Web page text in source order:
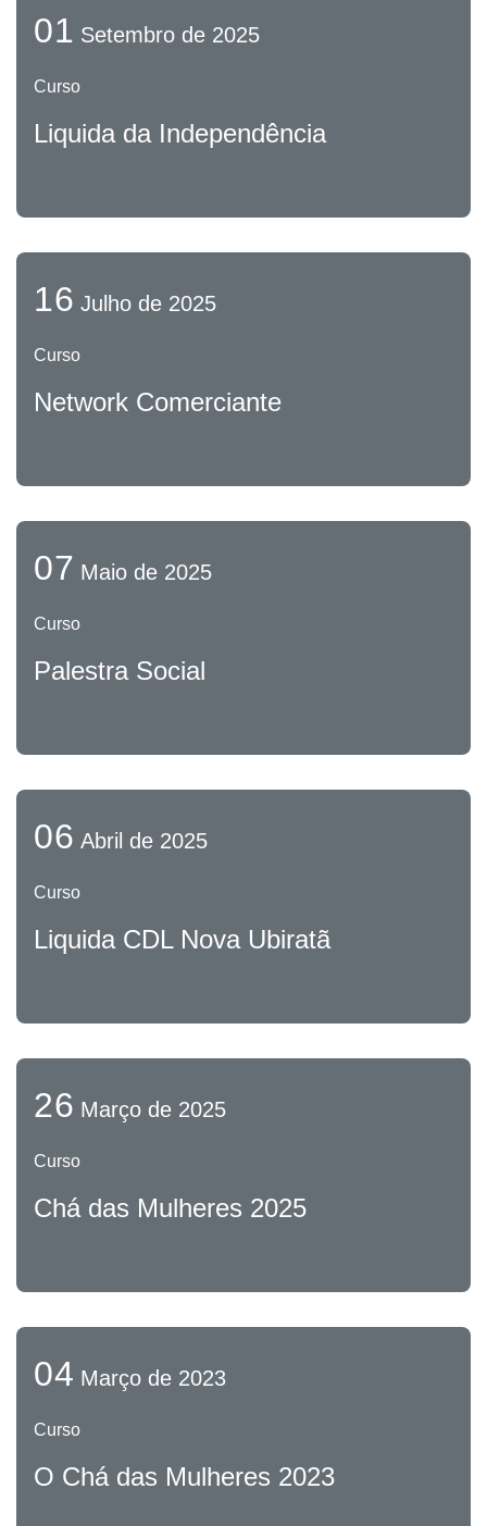
01 Setembro de 2025
Curso
Liquida da Independência
16 Julho de 2025
Curso
Network Comerciante
07 Maio de 2025
Curso
Palestra Social
06 Abril de 2025
Curso
Liquida CDL Nova Ubiratã
26 Março de 2025
Curso
Chá das Mulheres 2025
04 Março de 2023
Curso
O Chá das Mulheres 2023